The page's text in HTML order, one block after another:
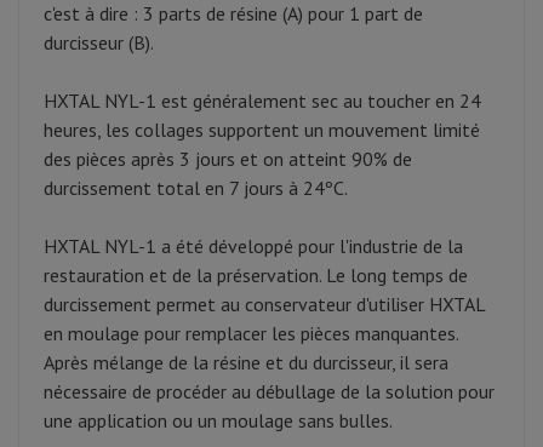
c'est à dire : 3 parts de résine (A) pour 1 part de
durcisseur (B).
HXTAL NYL-1 est généralement sec au toucher en 24
heures, les collages supportent un mouvement limité
des pièces après 3 jours et on atteint 90% de
durcissement total en 7 jours à 24ºC.
HXTAL NYL-1 a été développé pour l'industrie de la
restauration et de la préservation. Le long temps de
durcissement permet au conservateur d'utiliser HXTAL
en moulage pour remplacer les pièces manquantes.
Après mélange de la résine et du durcisseur, il sera
nécessaire de procéder au débullage de la solution pour
une application ou un moulage sans bulles.